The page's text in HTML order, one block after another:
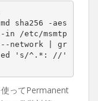
sha256 -aes
/etc/msmtp
--network | gr
sed 's/^.*: //'
ってPermanent